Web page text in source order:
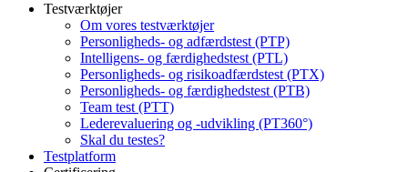
Testværktøjer
Om vores testværktøjer
Personligheds- og adfærdstest (PTP)
Intelligens- og færdighedstest (PTL)
Personligheds- og risikoadfærdstest (PTX)
Personligheds- og færdighedstest (PTB)
Team test (PTT)
Lederevaluering og -udvikling (PT360°)
Skal du testes?
Testplatform